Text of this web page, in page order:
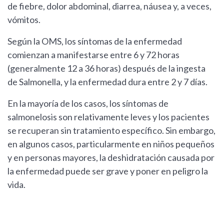
de fiebre, dolor abdominal, diarrea, náusea y, a veces,
vómitos.
Según la OMS, los síntomas de la enfermedad
comienzan a manifestarse entre 6 y 72 horas
(generalmente 12 a 36 horas) después de la ingesta
de Salmonella, y la enfermedad dura entre 2 y 7 días.
En la mayoría de los casos, los síntomas de
salmonelosis son relativamente leves y los pacientes
se recuperan sin tratamiento específico. Sin embargo,
en algunos casos, particularmente en niños pequeños
y en personas mayores, la deshidratación causada por
la enfermedad puede ser grave y poner en peligro la
vida.